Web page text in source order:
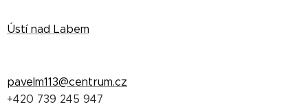
Ústí nad Labem
pavelm113@centrum.cz
+420 739 245 947